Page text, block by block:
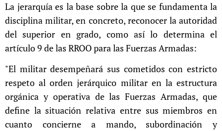
La jerarquía es la base sobre la que se fundamenta la
disciplina militar, en concreto, reconocer la autoridad
del superior en grado, como así lo determina el
artículo 9 de las RROO para las Fuerzas Armadas:
"El militar desempeñará sus cometidos con estricto
respeto al orden jerárquico militar en la estructura
orgánica y operativa de las Fuerzas Armadas, que
define la situación relativa entre sus miembros en
cuanto concierne a mando, subordinación y